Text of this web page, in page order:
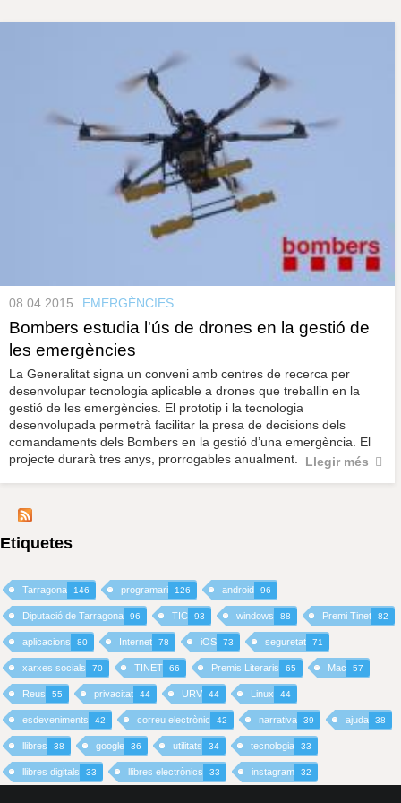
a
08.04.2015 EMERGÈNCIES
Bombers estudia l'ús de drones en la gestió de
les emergències
La Generalitat signa un conveni amb centres de recerca per
desenvolupar tecnologia aplicable a drones que treballin en la
gestió de les emergències. El prototip i la tecnologia
desenvolupada permetrà facilitar la presa de decisions dels
comandaments dels Bombers en la gestió d’una emergència. El
projecte durarà tres anys, prorrogables anualment.
Llegir més
Etiquetes
Tarragona 146 programari 126 android 96
Diputació de Tarragona 96 TIC 93 windows 88 Premi Tinet 82
aplicacions 80 Internet 78 iOS 73 seguretat 71
xarxes socials 70 TINET 66 Premis Literaris 65 Mac 57
Reus 55 privacitat 44 URV 44 Linux 44
esdeveniments 42 correu electrònic 42 narrativa 39 ajuda 38
llibres 38 google 36 utilitats 34 tecnologia 33
llibres digitals 33 llibres electrònics 33 instagram 32